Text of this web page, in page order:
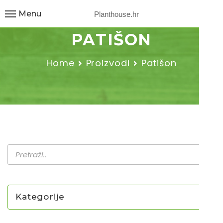
Planthouse.hr
Menu
PATIŠON
Home Proizvodi Patišon
Kategorije